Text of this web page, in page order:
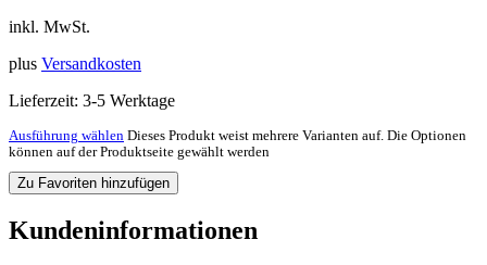
inkl. MwSt.
plus Versandkosten
Lieferzeit: 3-5 Werktage
Ausführung wählen Dieses Produkt weist mehrere Varianten auf. Die Optionen
können auf der Produktseite gewählt werden
Zu Favoriten hinzufügen
Kundeninformationen